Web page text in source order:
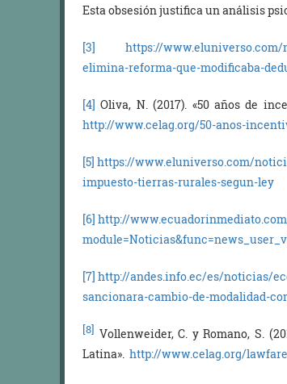
Esta obsesión justifica un análisis
[3]
https://www.eluniverso.com/
elimina-reforma-que-modificaba-
[4] Oliva, N. (2017). «50 años de
http://www.celag.org/50-anos-
[5] https://www.eluniverso.com/
impuesto-tierras-rurales-segun-ley
[6] http://
[7] http://andes.info.ec/es/noticias/
sancionara-cambio-de-modalidad-
[8] Vollenweider, C. y Romano, S.
Latina». http://www.celag.org/